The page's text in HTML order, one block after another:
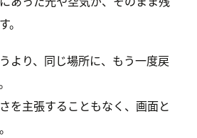
。
より、同じ場所に、もう一度戻
を主張することもなく、画面と